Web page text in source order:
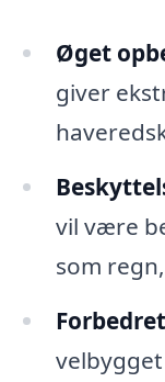
Øget
giver
vil være
som